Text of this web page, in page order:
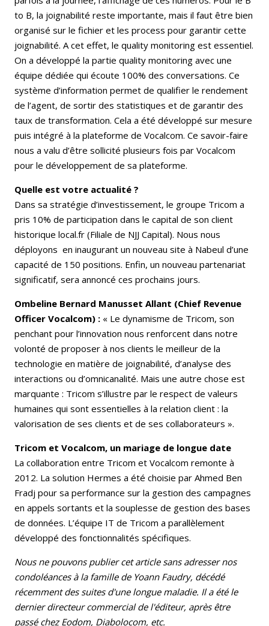
to B, la joignabilité reste importante, mais il faut être bien
organisé sur le fichier et les process pour garantir cette
joignabilité. A cet effet, le quality monitoring est essentiel.
On a développé la partie quality monitoring avec une
équipe dédiée qui écoute 100% des conversations. Ce
système d’information permet de qualifier le rendement
de l’agent, de sortir des statistiques et de garantir des
taux de transformation. Cela a été développé sur mesure
puis intégré à la plateforme de Vocalcom. Ce savoir-faire
nous a valu d’être sollicité plusieurs fois par Vocalcom
pour le développement de sa plateforme.
Quelle est votre actualité ?
Dans sa stratégie d’investissement, le groupe Tricom a
pris 10% de participation dans le capital de son client
historique local.fr (Filiale de NJJ Capital). Nous nous
déployons en inaugurant un nouveau site à Nabeul d’une
capacité de 150 positions. Enfin, un nouveau partenariat
significatif, sera annoncé ces prochains jours.
Ombeline Bernard Manusset Allant (Chief Revenue
Officer Vocalcom) : « Le dynamisme de Tricom, son
penchant pour l’innovation nous renforcent dans notre
volonté de proposer à nos clients le meilleur de la
technologie en matière de joignabilité, d’analyse des
interactions ou d’omnicanalité. Mais une autre chose est
marquante : Tricom s’illustre par le respect de valeurs
humaines qui sont essentielles à la relation client : la
valorisation de ses clients et de ses collaborateurs ».
Tricom et Vocalcom, un mariage de longue date
La collaboration entre Tricom et Vocalcom remonte à
2012. La solution Hermes a été choisie par Ahmed Ben
Fradj pour sa performance sur la gestion des campagnes
en appels sortants et la souplesse de gestion des bases
de données. L’équipe IT de Tricom a parallèlement
développé des fonctionnalités spécifiques.
Nous ne pouvons publier cet article sans adresser nos
condoléances à la famille de Yoann Faudry, décédé
récemment des suites d'une longue maladie. Il a été le
dernier directeur commercial de l'éditeur, après être
passé chez Eodom, Diabolocom, etc.